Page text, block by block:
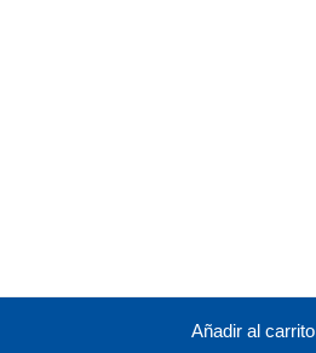
Añadir al carrito